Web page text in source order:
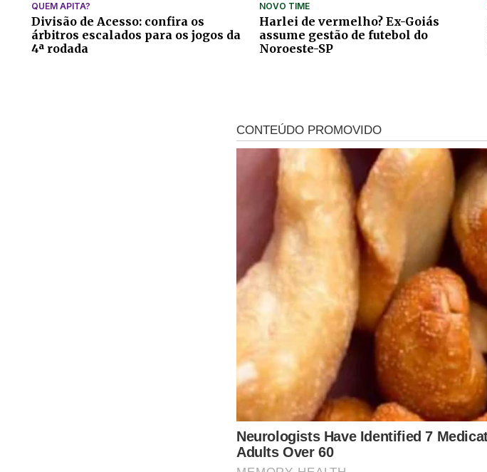
QUEM APITA?
Divisão de Acesso: confira os
árbitros escalados para os jogos da
4ª rodada
NOVO TIME
Harlei de vermelho? Ex-Goiás
assume gestão de futebol do
Noroeste-SP